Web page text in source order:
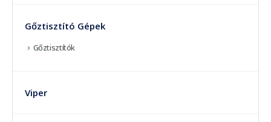
Gőztisztító Gépek
Gőztisztítók
Viper